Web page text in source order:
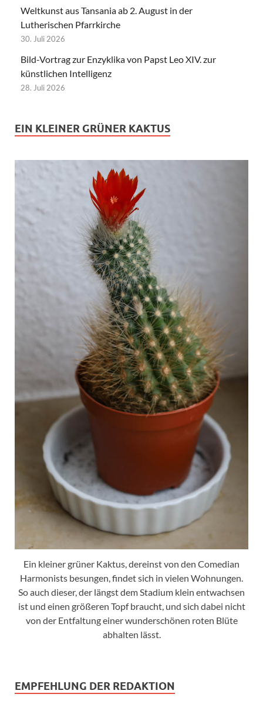
Weltkunst aus Tansania ab 2. August in der
Lutherischen Pfarrkirche
30. Juli 2026
Bild-Vortrag zur Enzyklika von Papst Leo XIV. zur
künstlichen Intelligenz
28. Juli 2026
EIN KLEINER GRÜNER KAKTUS
Ein kleiner grüner Kaktus, dereinst von den Comedian
Harmonists besungen, findet sich in vielen Wohnungen.
So auch dieser, der längst dem Stadium klein entwachsen
ist und einen größeren Topf braucht, und sich dabei nicht
von der Entfaltung einer wunderschönen roten Blüte
abhalten lässt.
EMPFEHLUNG DER REDAKTION